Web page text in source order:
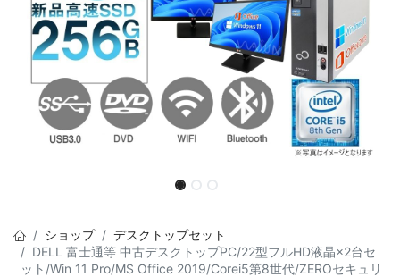
ショップ
デスクトップセット
DELL 富士通等 中古デスクトップPC/22型フルHD液晶×2台セ
ット/Win 11 Pro/MS Office 2019/Corei5第8世代/ZEROセキュリ